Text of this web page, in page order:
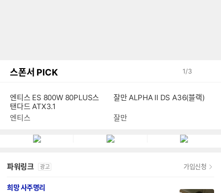
스폰서 PICK 1/3
엔티스 ES 800W 80PLUS스
탠다드 ATX3.1
엔티스
잘만 ALPHA II DS A36(블랙)
잘만
파워링크 광고 가입신청
희망 사주명리